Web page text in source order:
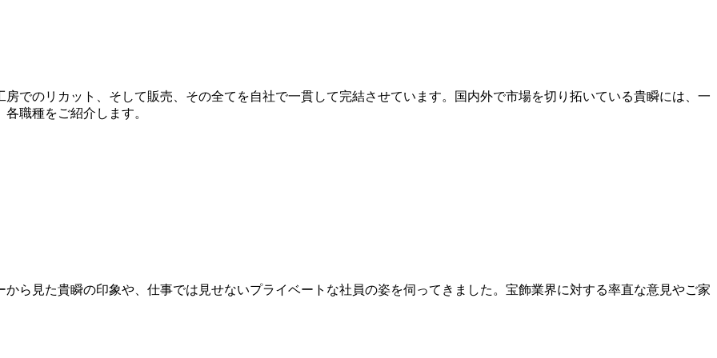
でのリカット、そして販売、その全てを自社で一貫して完結させています。国内外で市場を切り拓いている貴瞬には、一
職種をご紹介します。
ら見た貴瞬の印象や、仕事では見せないプライベートな社員の姿を伺ってきました。宝飾業界に対する率直な意見やご家